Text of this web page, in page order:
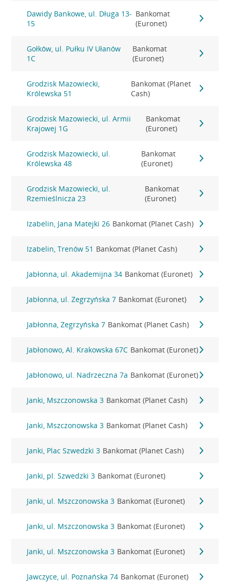
Dawidy Bankowe, ul. Długa 13-
15
Bankomat
(Euronet)
Gołków, ul. Pułku IV Ułanów
1C
Bankomat
(Euronet)
Grodzisk Mazowiecki,
Królewska 51
Bankomat (Planet
Cash)
Grodzisk Mazowiecki, ul. Armii
Krajowej 1G
Bankomat
(Euronet)
Grodzisk Mazowiecki, ul.
Królewska 48
Bankomat
(Euronet)
Grodzisk Mazowiecki, ul.
Rzemieślnicza 23
Bankomat
(Euronet)
Izabelin, Jana Matejki 26 Bankomat (Planet Cash)
Izabelin, Trenów 51 Bankomat (Planet Cash)
Jabłonna, ul. Akademijna 34 Bankomat (Euronet)
Jabłonna, ul. Zegrzyńska 7 Bankomat (Euronet)
Jabłonna, Zegrzyńska 7 Bankomat (Planet Cash)
Jabłonowo, Al. Krakowska 67C Bankomat (Euronet)
Jabłonowo, ul. Nadrzeczna 7a Bankomat (Euronet)
Janki, Mszczonowska 3 Bankomat (Planet Cash)
Janki, Mszczonowska 3 Bankomat (Planet Cash)
Janki, Plac Szwedzki 3 Bankomat (Planet Cash)
Janki, pl. Szwedzki 3 Bankomat (Euronet)
Janki, ul. Mszczonowska 3 Bankomat (Euronet)
Janki, ul. Mszczonowska 3 Bankomat (Euronet)
Janki, ul. Mszczonowska 3 Bankomat (Euronet)
Jawczyce, ul. Poznańska 74 Bankomat (Euronet)